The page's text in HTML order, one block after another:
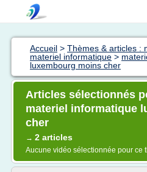
Accueil > Thèmes & articles :
materiel informatique >
luxembourg moins cher
Articles sélectionnés
materiel informatique
cher
→ 2 articles
Aucune vidéo sélectionnée pour ce